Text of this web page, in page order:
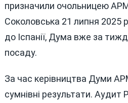
призначили очольницею
Соколовська 21 липня 2025
до Іспанії, Дума вже за
посаду.
За час керівництва Думи
сумнівні результати. Аудит